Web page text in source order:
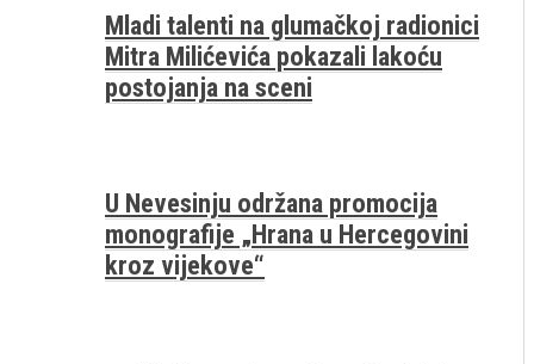
Mladi talenti na glumačkoj radionici
Mitra Milićevića pokazali lakoću
postojanja na sceni
U Nevesinju održana promocija
monografije „Hrana u Hercegovini
kroz vijekove“